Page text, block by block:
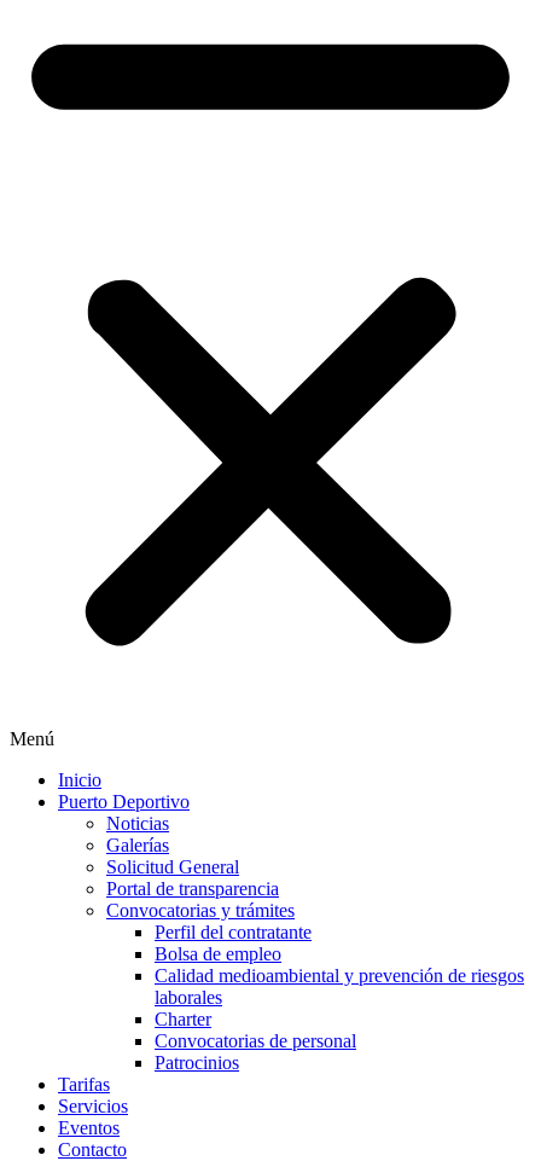
Menú
Inicio
Puerto Deportivo
Noticias
Galerías
Solicitud General
Portal de transparencia
Convocatorias y trámites
Perfil del contratante
Bolsa de empleo
Calidad medioambiental y prevención de riesgos
laborales
Charter
Convocatorias de personal
Patrocinios
Tarifas
Servicios
Eventos
Contacto